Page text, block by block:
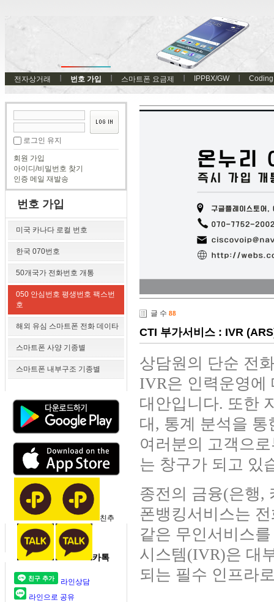
전자상거래 번호 가입 스마트폰 요금제 IPPBX/GW Coding
로그인 유지
회원 가입
아이디/비밀번호 찾기
인증 메일 재발송
번호 가입
미국 카나다 로컬 번호
한국 070번호
50개국가 전화번호 개통
050 안심번호 평생번호 팩스번
호
해외 유심 스마트폰 전화 데이타
스마트폰 사양 기종별
스마트폰 내부구조 기종별
친추
카톡
라인상담
라인으로 공유
글 수 88
CTI 부가서비스 : IVR
상담원의 단순 전
IVR은 인력운영에
대안입니다. 또한
대, 통계 분석을
여러분의 고객으
는 창구가 되고 있
종전의 금융(은행,
폰뱅킹서비스는
같은 무인서비스
시스템(IVR)은 대
되는 필수 인프라